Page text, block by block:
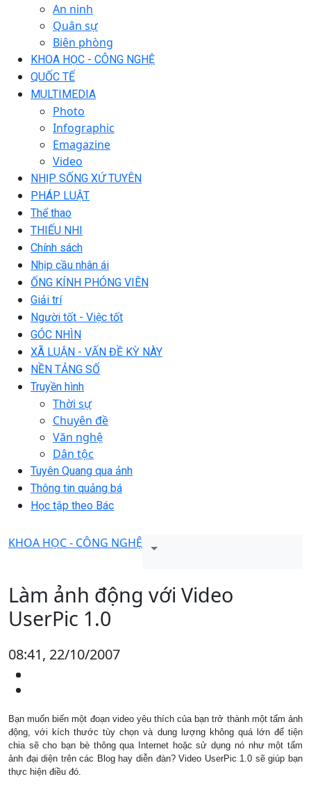
An ninh
Quân sự
Biên phòng
KHOA HỌC - CÔNG NGHỆ
QUỐC TẾ
MULTIMEDIA
Photo
Infographic
Emagazine
Video
NHỊP SỐNG XỨ TUYÊN
PHÁP LUẬT
Thể thao
THIẾU NHI
Chính sách
Nhịp cầu nhân ái
ỐNG KÍNH PHÓNG VIÊN
Giải trí
Người tốt - Việc tốt
GÓC NHÌN
XÃ LUẬN - VẤN ĐỀ KỲ NÀY
NỀN TẢNG SỐ
Truyền hình
Thời sự
Chuyên đề
Văn nghệ
Dân tộc
Tuyên Quang qua ảnh
Thông tin quảng bá
Học tập theo Bác
KHOA HỌC - CÔNG NGHỆ
Làm ảnh động với Video
UserPic 1.0
08:41, 22/10/2007
Bạn muốn biến một đoạn video yêu thích của bạn trở thành một tấm ảnh
động, với kích thước tùy chọn và dung lượng không quá lớn để tiện
chia sẽ cho bạn bè thông qua Internet hoặc sử dụng nó như một tấm
ảnh đại diện trên các Blog hay diễn đàn? Video UserPic 1.0 sẽ giúp bạn
thực hiện điều đó.